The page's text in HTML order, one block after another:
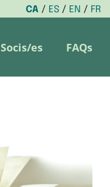
CA ES EN
FR
Socis/es FAQs